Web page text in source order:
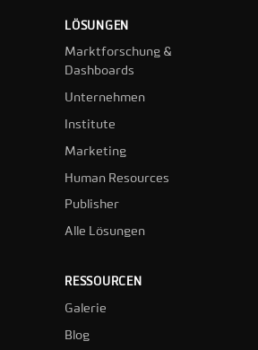
LÖSUNGEN
Marktforschung &
Dashboards
Unternehmen
Institute
Marketing
Human Resources
Publisher
Alle Lösungen
RESSOURCEN
Galerie
Blog